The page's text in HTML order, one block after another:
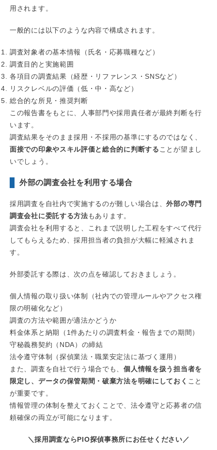
用されます。
一般的には以下のような内容で構成されます。
調査対象者の基本情報（氏名・応募職種など）
調査目的と実施範囲
各項目の調査結果（経歴・リファレンス・SNSなど）
リスクレベルの評価（低・中・高など）
総合的な所見・推奨判断
この報告書をもとに、人事部門や採用責任者が最終判断を行
います。
調査結果をそのまま採用・不採用の基準にするのではなく、
面接での印象やスキル評価と総合的に判断する ことが望まし
いでしょう。
外部の調査会社を利用する場合
採用調査を自社内で実施するのが難しい場合は、外部の専門
調査会社に委託する方法もあります。
調査会社を利用すると、これまで説明した工程をすべて代行
してもらえるため、採用担当者の負担が大幅に軽減されま
す。
外部委託する際は、次の点を確認しておきましょう。
個人情報の取り扱い体制（社内での管理ルールやアクセス権
限の明確化など）
調査の方法や範囲が適法かどうか
料金体系と納期（1件あたりの調査料金・報告までの期間）
守秘義務契約（NDA）の締結
法令遵守体制（探偵業法・職業安定法に基づく運用）
また、調査を自社で行う場合でも、個人情報を扱う担当者を
限定し、データの保管期間・破棄方法を明確にしておく こと
が重要です。
情報管理の体制を整えておくことで、法令遵守と応募者の信
頼確保の両立が可能になります。
＼採用調査ならPIO探偵事務所にお任せください／